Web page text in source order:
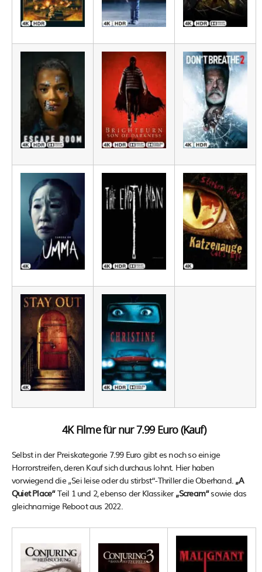
4K Filme für nur 7.99 Euro (Kauf)
Selbst in der Preiskategorie 7.99 Euro gibt es noch so einige
Horrorstreifen, deren Kauf sich durchaus lohnt. Hier haben
vorwiegend die „Sei leise oder du stirbst“-Thriller die Oberhand. „A
Quiet Place“Teil 1 und 2, ebenso der Klassiker„Scream“sowie das
gleichnamige Reboot aus 2022.